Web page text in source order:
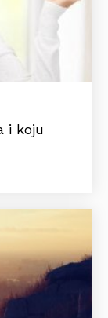
i koju